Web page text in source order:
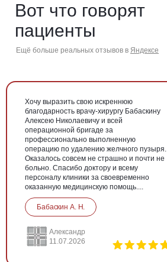
Вот что говорят
пациенты
Ещё больше реальных отзывов в Яндексе
Хочу выразить свою искреннюю
благодарность врачу-хирургу Бабаскину
Алексею Николаевичу и всей
операционной бригаде за
профессионально выполненную
операцию по удалению желчного пузыря.
Оказалось совсем не страшно и почти не
больно. Спасибо доктору и всему
персоналу клиники за своевременно
оказанную медицинскую помощь....
Бабаскин А. Н.
Александр
11.07.2026